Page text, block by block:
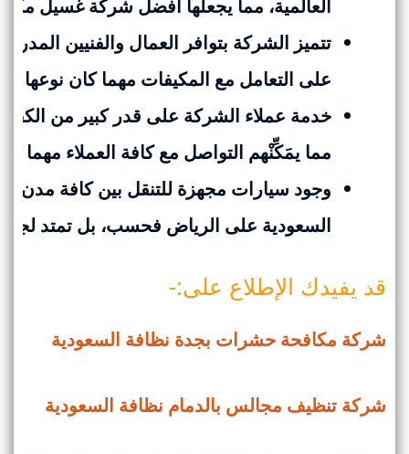
العالمية، مما يجعلها أفضل شركة غسيل
تتميز الشركة بتوافر العمال والفنيين
على التعامل مع المكيفات مهما كان نوعها.
خدمة عملاء الشركة على قدر كبير من
مما يمَكِّنْهم التواصل مع كافة العملاء مهما
وجود سيارات مجهزة للتنقل بين كافة مدن
السعودية على الرياض فحسب، بل تمتد
قد يفيدك الإطلاع على:-
شركة مكافحة حشرات بجدة نظافة السعودية
شركة تنظيف مجالس بالدمام نظافة السعودية